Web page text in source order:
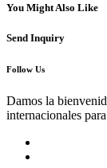
You Might Also Like
Send Inquiry
Follow Us
Damos la
internacionales